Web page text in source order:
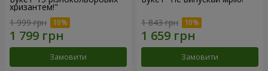
хризантем!"
1 999 грн
Замовити
1 843 грн
Замовити